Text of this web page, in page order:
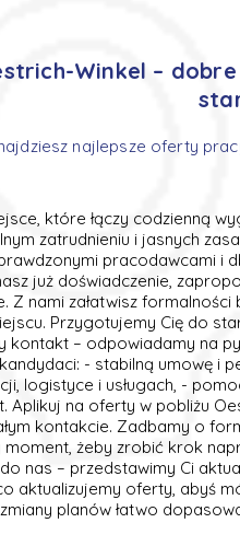
Winkel –
najlepsze oferty
które łączy codzienną
zatrudnieniu i jasnych
pracodawcami i
już doświadczenie,
nami załatwisz formalności
Przygotujemy Cię do
kontakt – odpowiadamy na
- stabilną umowę i
logistyce i usługach, -
Aplikuj na oferty w pobliżu
kontakcie. Zadbamy o
moment, żeby zrobić krok
do nas – przedstawimy Ci
aktualizujemy oferty, abyś
planów łatwo